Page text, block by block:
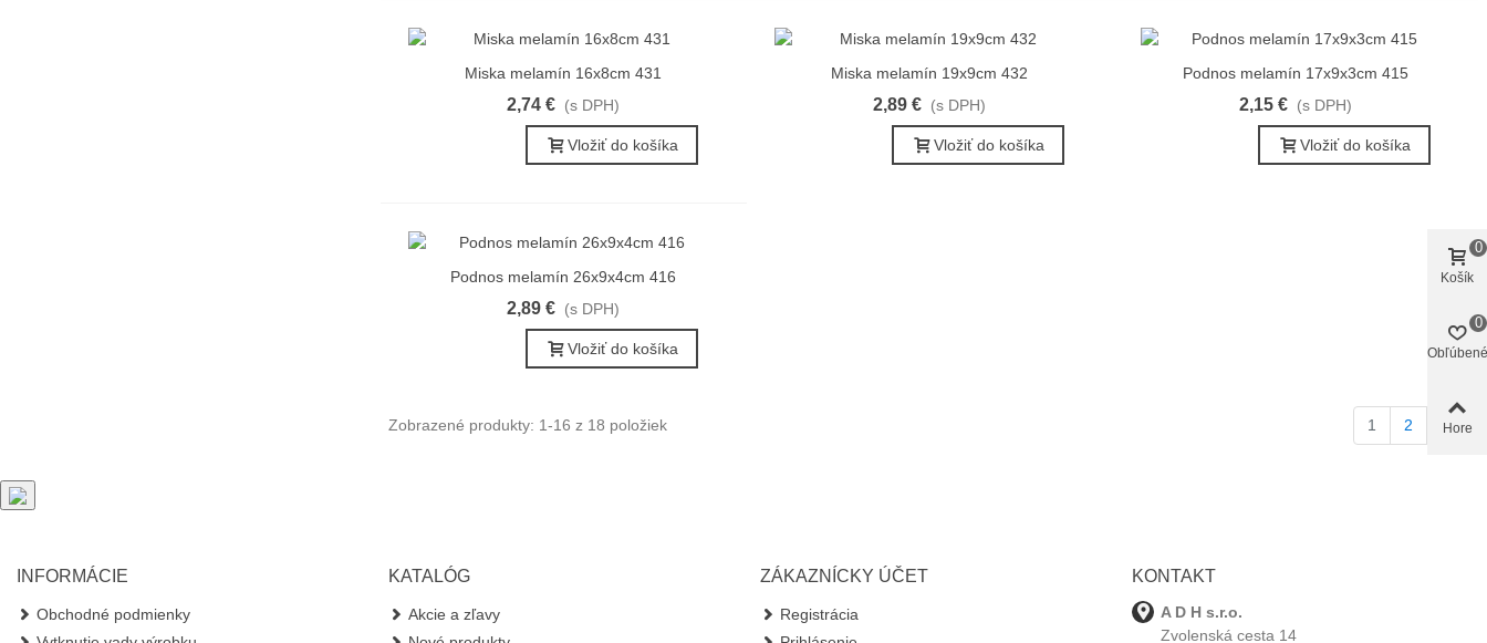
Rýchly náhľad
Miska melamín 16x8cm 431
2,74 € (s DPH)
Vložiť do košíka
Rýchly náhľad
Miska melamín 19x9cm 432
2,89 € (s DPH)
Vložiť do košíka
Rýchly náhľad
Podnos melamín 17x9x3cm 415
2,15 € (s DPH)
Vložiť do košíka
Rýchly náhľad
Podnos melamín 26x9x4cm 416
2,89 € (s DPH)
Vložiť do košíka
Zobrazené produkty: 1-16 z 18 položiek 1 2
INFORMÁCIE
Obchodné podmienky
KATALÓG
Akcie a zľavy
ZÁKAZNÍCKY ÚČET
Registrácia
KONTAKT
A D H s.r.o.
Zvolenská cesta 14
Košík
0
Obľúbené
0
Hore